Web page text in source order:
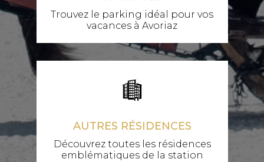
Trouvez le parking idéal pour vos
vacances à Avoriaz
AUTRES RÉSIDENCES
Découvrez toutes les résidences
emblématiques de la station